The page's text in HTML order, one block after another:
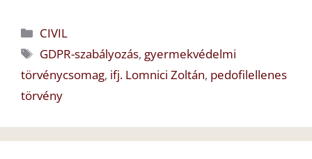
Kategória
CIVIL
Címkék
GDPR-szabályozás, gyermekvédelmi
törvénycsomag, ifj. Lomnici Zoltán, pedofilellenes
törvény